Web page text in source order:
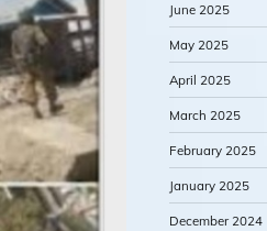
June 2025
May 2025
April 2025
March 2025
February 2025
January 2025
December 2024